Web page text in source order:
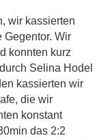
wir kassierten
Gegentor. Wir
konnten kurz
Selina Hodel
kassierten wir
die wir
konstant
das 2:2